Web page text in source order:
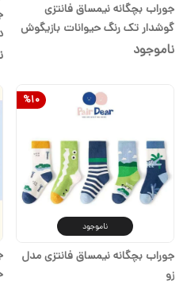
جوراب بچگانه نیمساق فانتزی
گوشدار تک رنگ حیوانات بازیگوش
ناموجود
%10
ناموجود
جوراب بچگانه نیمساق فانتزی مدل
زو